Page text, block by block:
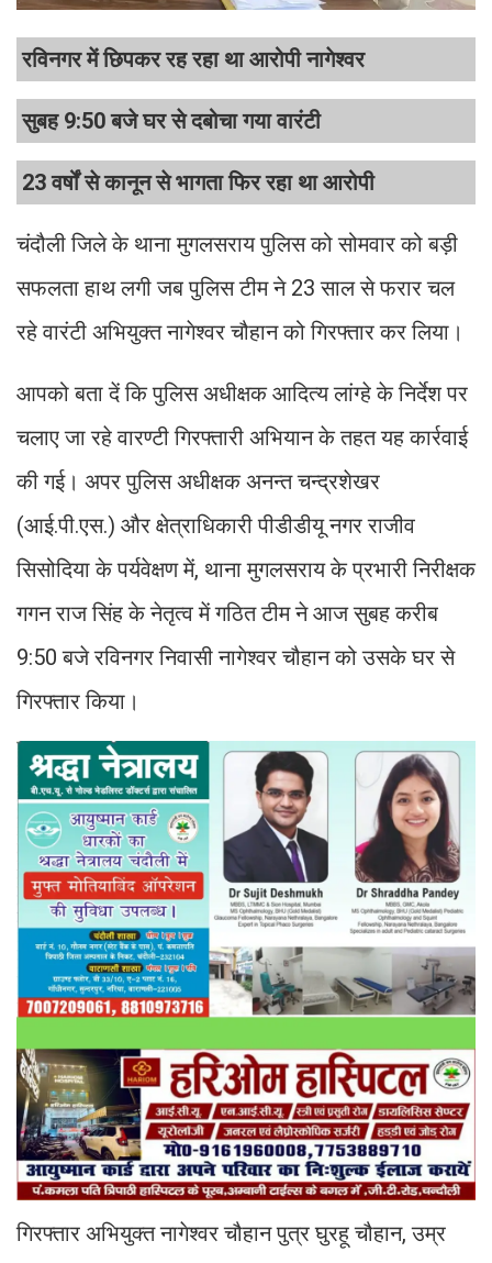
रविनगर में छिपकर रह रहा था आरोपी नागेश्वर
सुबह 9:50 बजे घर से दबोचा गया वारंटी
23 वर्षों से कानून से भागता फिर रहा था आरोपी
चंदौली जिले के थाना मुगलसराय पुलिस को सोमवार को बड़ी
सफलता हाथ लगी जब पुलिस टीम ने 23 साल से फरार चल
रहे वारंटी अभियुक्त नागेश्वर चौहान को गिरफ्तार कर लिया।
आपको बता दें कि पुलिस अधीक्षक आदित्य लांग्हे के निर्देश पर
चलाए जा रहे वारण्टी गिरफ्तारी अभियान के तहत यह कार्रवाई
की गई। अपर पुलिस अधीक्षक अनन्त चन्द्रशेखर
(आई.पी.एस.) और क्षेत्राधिकारी पीडीडीयू नगर राजीव
सिसोदिया के पर्यवेक्षण में, थाना मुगलसराय के प्रभारी निरीक्षक
गगन राज सिंह के नेतृत्व में गठित टीम ने आज सुबह करीब
9:50 बजे रविनगर निवासी नागेश्वर चौहान को उसके घर से
गिरफ्तार किया।
गिरफ्तार अभियुक्त नागेश्वर चौहान पुत्र घुरहू चौहान, उम्र